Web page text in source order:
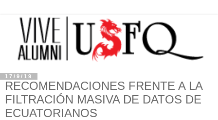
17/9/19
RECOMENDACIONES FRENTE A LA
FILTRACIÓN MASIVA DE DATOS DE
ECUATORIANOS